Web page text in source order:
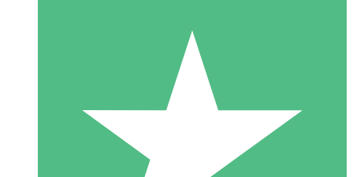
Individuelle Credit-Pakete
Zahlen Sie nach Bedarf mit Download-Credits. Keine
monatliche Verpflichtung erforderlich.